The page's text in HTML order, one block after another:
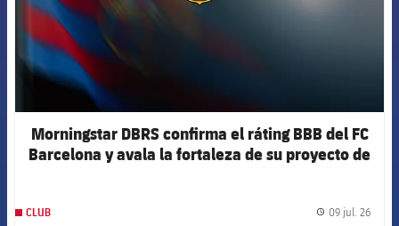
Morningstar DBRS confirma el ráting BBB del FC
Barcelona y avala la fortaleza de su proyecto de
CLUB 09 jul. 26